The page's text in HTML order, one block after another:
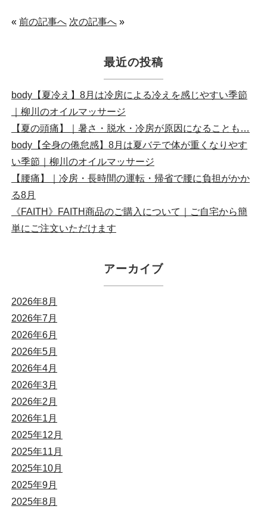
« 前の記事へ 次の記事へ»
最近の投稿
body【夏冷え】8月は冷房による冷えを感じやすい季節
｜柳川のオイルマッサージ
【夏の頭痛】｜暑さ・脱水・冷房が原因になることも…
body【全身の倦怠感】8月は夏バテで体が重くなりやす
い季節｜柳川のオイルマッサージ
【腰痛】｜冷房・長時間の運転・帰省で腰に負担がかか
る8月
《FAITH》FAITH商品のご購入について｜ご自宅から簡
単にご注文いただけます
アーカイブ
2026年8月
2026年7月
2026年6月
2026年5月
2026年4月
2026年3月
2026年2月
2026年1月
2025年12月
2025年11月
2025年10月
2025年9月
2025年8月